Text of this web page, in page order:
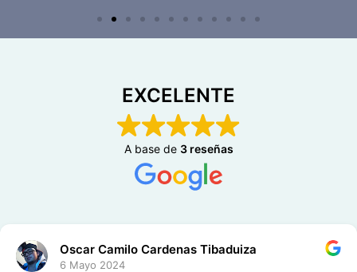
EXCELENTE
A base de 3 reseñas
Oscar Camilo Cardenas Tibaduiza
6 Mayo 2024